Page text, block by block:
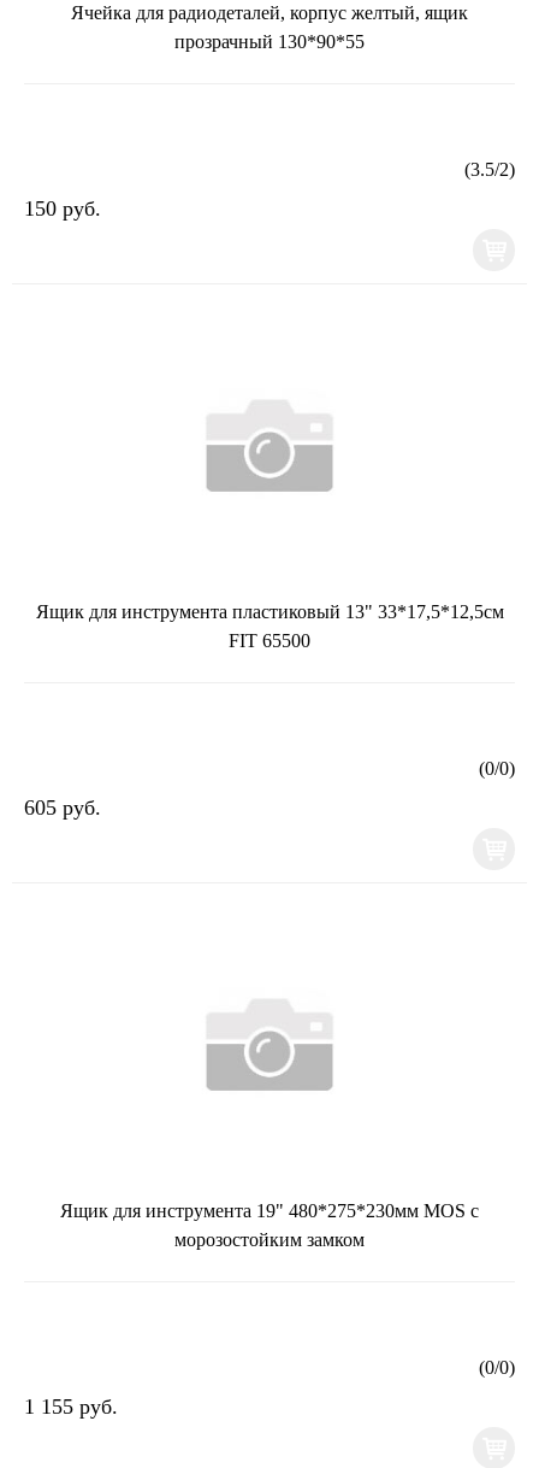
Ячейка для радиодеталей, корпус желтый, ящик
прозрачный 130*90*55
(3.5/2)
150 руб.
Ящик для инструмента пластиковый 13" 33*17,5*12,5см
FIT 65500
(0/0)
605 руб.
Ящик для инструмента 19" 480*275*230мм MOS с
морозостойким замком
(0/0)
1 155 руб.